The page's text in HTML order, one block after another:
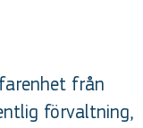
från
förvaltning,